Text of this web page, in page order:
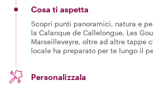
Cosa ti aspetta
Scopri punti panoramici, natura e
la Calanque de Callelongue, Les
Marseilleveyre, oltre ad altre tappe
locale ha preparato per te lungo il
Personalizzala